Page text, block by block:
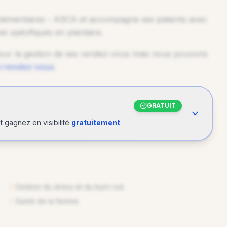
- ASCA
et accompagne ses patients avec
spécifiques en plantaire
la gestion de ses rendez-vous mais nous pouvons
rendez-vous
GRATUIT
gagnez en visibilité gratuitement.